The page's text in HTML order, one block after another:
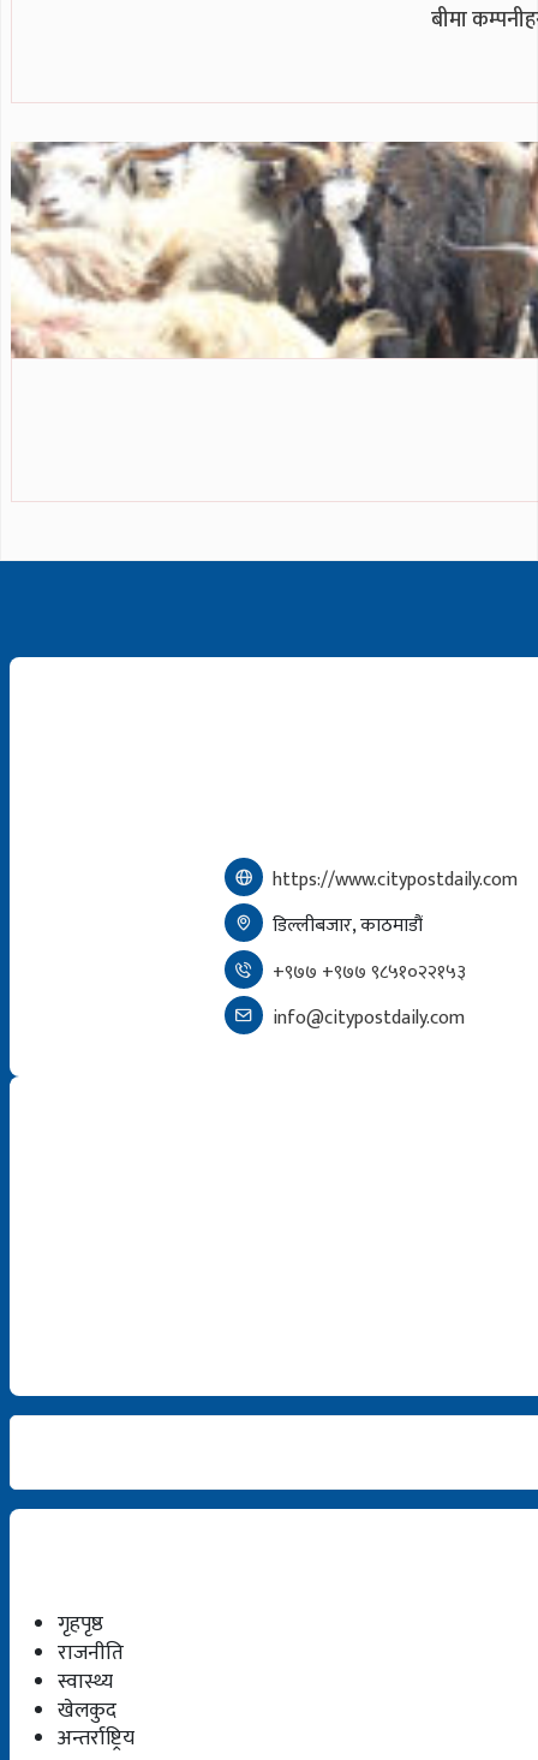
बीमा
https://www.citypostdaily.com
डिल्लीबजार, काठमाडौं
+९७७ +९७७ ९८५१०२२१५३
info@citypostdaily.com
गृहपृष्ठ
राजनीति
स्वास्थ्य
खेलकुद
अन्तर्राष्ट्रिय